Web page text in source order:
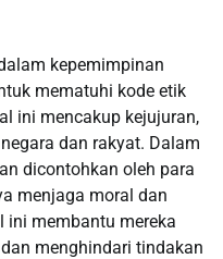
kepemimpinan
mematuhi kode etik
ini mencakup kejujuran,
dan rakyat. Dalam
dicontohkan oleh para
menjaga moral dan
ini membantu mereka
menghindari tindakan